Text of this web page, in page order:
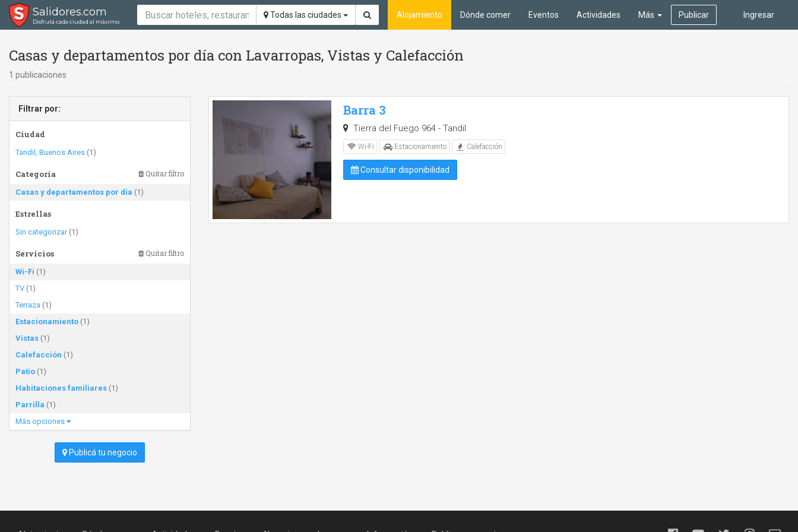
Salidores.com
Disfrutá cada ciudad al máximo
Todas las ciudades Ingresar
Alojamiento Dónde comer Eventos Actividades Más Publicar
Casas y departamentos por día con Lavarropas, Vistas y Calefacción
1 publicaciones
Filtrar por:
Ciudad
Tandil, Buenos Aires (1)
Categoría Quitar filtro
Casas y departamentos por día (1)
Estrellas
Sin categorizar(1)
Servicios Quitar filtro
Wi-Fi (1)
TV (1)
Terraza (1)
Estacionamiento (1)
Vistas (1)
Calefacción (1)
Patio (1)
Habitaciones familiares (1)
Parrilla (1)
Más opciones
Publicá tu negocio
Barra 3
Tierra del Fuego 964 - Tandil
Wi-Fi Estacionamiento Calefacción
Consultar disponibilidad